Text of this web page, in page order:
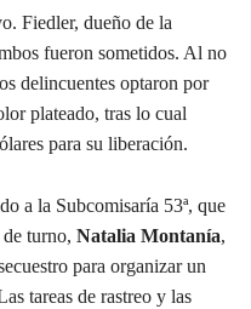
Fiedler, dueño de la
fueron sometidos. Al no
delincuentes optaron por
plateado, tras lo cual
para su liberación.
a la Subcomisaría 53ª, que
turno, Natalia Montanía,
para organizar un
tareas de rastreo y las